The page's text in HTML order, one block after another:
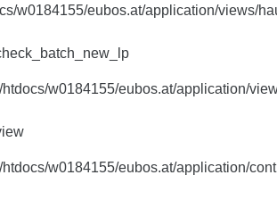
w0184155/eubos.at/application/views/
w0184155/eubos.at/application/
w0184155/eubos.at/application/
w0184155/eubos.at/application/views/
w0184155/eubos.at/application/
w0184155/eubos.at/application/